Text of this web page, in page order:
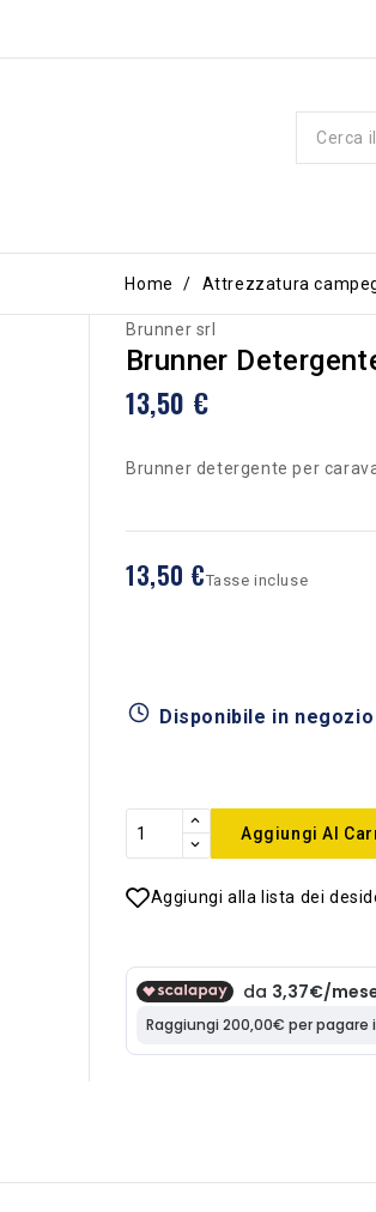
Home Attrezzatura
Brunner srl
Brunner
13,50 €
Brunner detergente per
13,50 €Tasse incluse
Disponibile in
Aggiungi Al
Aggiungi alla lista dei